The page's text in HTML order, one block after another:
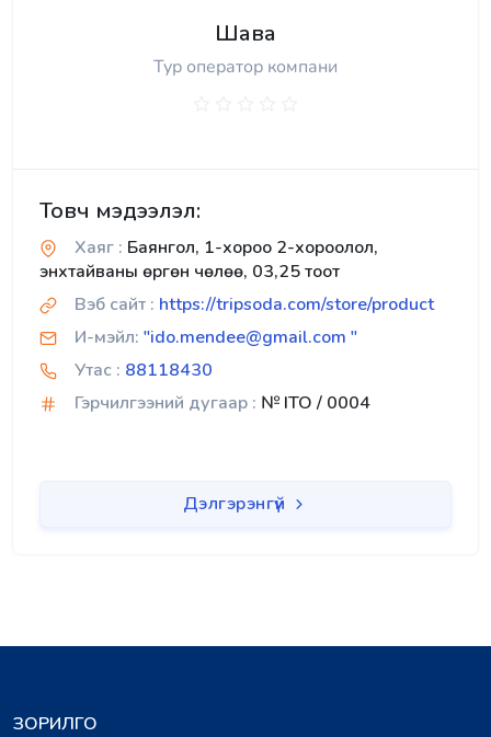
Шава
Тур оператор компани
Товч мэдээлэл:
Хаяг : Баянгол, 1-хороо 2-хороолол,
энхтайваны өргөн чөлөө, 03,25 тоот
Вэб сайт : https://tripsoda.com/store/product
И-мэйл: "ido.mendee@gmail.com "
Утас : 88118430
Гэрчилгээний дугаар : № ITO / 0004
Дэлгэрэнгүй
ЗОРИЛГО